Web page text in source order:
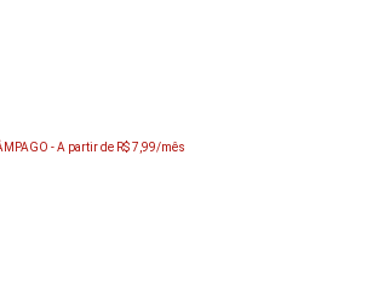
-A partir de R$ 7,99/mês